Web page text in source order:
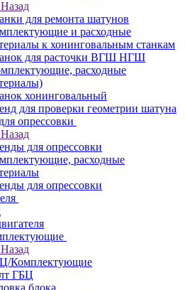
Назад
для ремонта шатунов
и расходные
к хонинговальным станкам
для расточки ВГШ НГШ
расходные
хонинговальный
для проверки геометрии шатуна
опрессовки
Назад
для опрессовки
расходные
для опрессовки
Назад
Комплектующие
ГБЦ
блока